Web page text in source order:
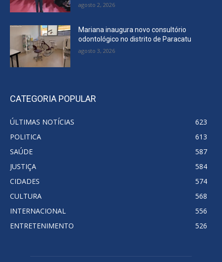
agosto 2, 2026
Mariana inaugura novo consultório
odontológico no distrito de Paracatu
agosto 3, 2026
CATEGORIA POPULAR
ÚLTIMAS NOTÍCIAS
623
POLITICA
613
SAÚDE
587
JUSTIÇA
584
CIDADES
574
CULTURA
568
INTERNACIONAL
556
ENTRETENIMENTO
526